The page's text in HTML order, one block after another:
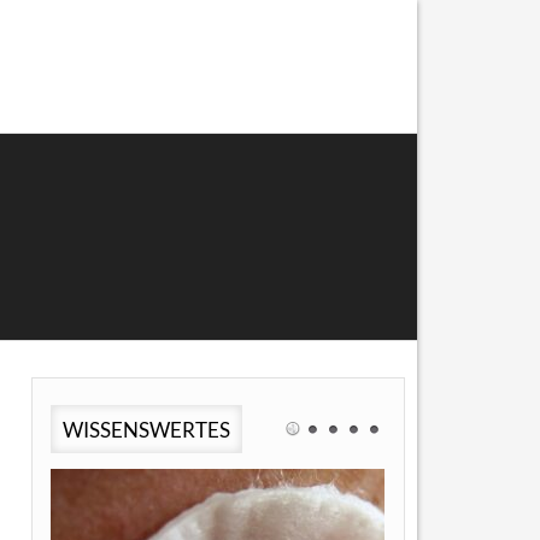
WISSENSWERTES